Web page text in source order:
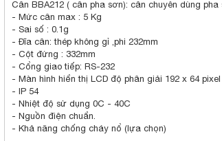
Cân BBA212 ( cân pha sơn): cân chuyên dùng
- Mức cân max : 5 Kg
- Sai số : 0.1g
- Đĩa cân: thép không gỉ ,phi 232mm
- Cột đứng : 332mm
- Cổng giao tiếp: RS-232
- Màn hình hiển thị LCD độ phân giải 192 x 64 pixel
- IP 54
- Nhiệt độ sử dụng 0C - 40C
- Nguồn điện chuẩn.
- Khả năng chống cháy nổ (lựa chọn)